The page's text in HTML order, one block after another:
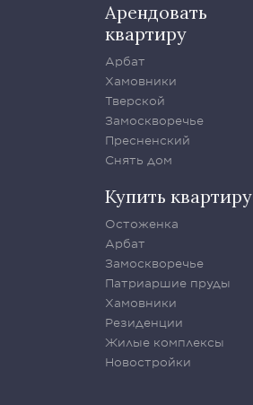
Арендовать
квартиру
Арбат
Хамовники
Тверской
Замоскворечье
Пресненский
Снять дом
Купить квартиру
Остоженка
Арбат
Замоскворечье
Патриаршие пруды
Хамовники
Резиденции
Жилые комплексы
Новостройки